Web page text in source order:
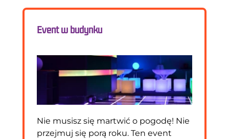
Event w budynku
Nie musisz się martwić o pogodę! Nie
przejmuj się porą roku. Ten event